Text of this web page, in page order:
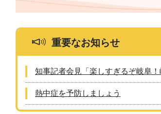
重要なお知らせ
知事記者会見「楽しすぎるぞ岐阜
熱中症を予防しましょう